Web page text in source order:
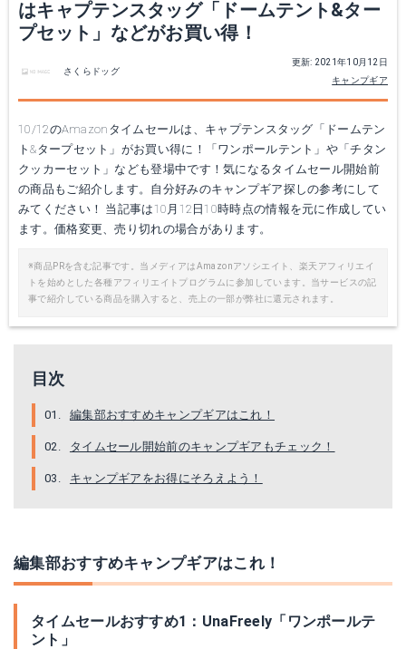
はキャプテンスタッグ「ドームテント&ター
プセット」などがお買い得！
更新: 2021年10月12日
キャンプギア
さくらドッグ
10/12のAmazonタイムセールは、キャプテンスタッグ「ドームテン
ト&タープセット」がお買い得に！「ワンポールテント」や「チタン
クッカーセット」なども登場中です！気になるタイムセール開始前
の商品もご紹介します。自分好みのキャンプギア探しの参考にして
みてください！ 当記事は10月12日10時時点の情報を元に作成してい
ます。価格変更、売り切れの場合があります。
※商品PRを含む記事です。当メディアはAmazonアソシエイト、楽天アフィリエイ
トを始めとした各種アフィリエイトプログラムに参加しています。当サービスの記
事で紹介している商品を購入すると、売上の一部が弊社に還元されます。
目次
編集部おすすめキャンプギアはこれ！
タイムセール開始前のキャンプギアもチェック！
キャンプギアをお得にそろえよう！
編集部おすすめキャンプギアはこれ！
タイムセールおすすめ1：UnaFreely「ワンポールテ
ント」